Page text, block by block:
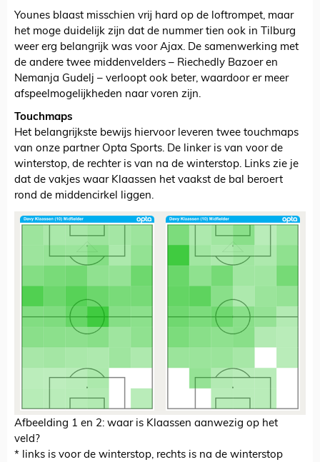
Younes blaast misschien vrij hard op de loftrompet, maar
het moge duidelijk zijn dat de nummer tien ook in Tilburg
weer erg belangrijk was voor Ajax. De samenwerking met
de andere twee middenvelders – Riechedly Bazoer en
Nemanja Gudelj – verloopt ook beter, waardoor er meer
afspeelmogelijkheden naar voren zijn.
Touchmaps
Het belangrijkste bewijs hiervoor leveren twee touchmaps
van onze partner Opta Sports. De linker is van voor de
winterstop, de rechter is van na de winterstop. Links zie je
dat de vakjes waar Klaassen het vaakst de bal beroert
rond de middencirkel liggen.
Afbeelding 1 en 2: waar is Klaassen aanwezig op het
veld?
* links is voor de winterstop, rechts is na de winterstop